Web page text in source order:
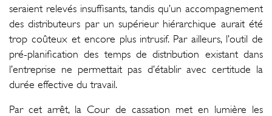
seraient relevés insuffisants, tandis qu’un accompagnement
des distributeurs par un supérieur hiérarchique aurait été
trop coûteux et encore plus intrusif. Par ailleurs, l’outil de
pré-planification des temps de distribution existant dans
l’entreprise ne permettait pas d’établir avec certitude la
durée effective du travail.
Par cet arrêt, la Cour de cassation met en lumière les